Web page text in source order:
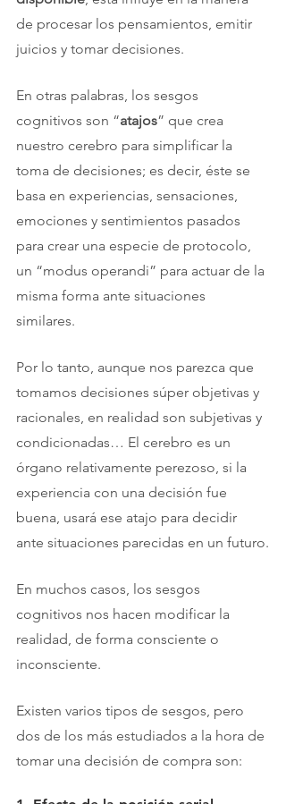
de procesar los pensamientos, emitir
juicios y tomar decisiones.
En otras palabras, los sesgos
cognitivos son “atajos” que crea
nuestro cerebro para simplificar la
toma de decisiones; es decir, éste se
basa en experiencias, sensaciones,
emociones y sentimientos pasados
para crear una especie de protocolo,
un “modus operandi” para actuar de la
misma forma ante situaciones
similares.
Por lo tanto, aunque nos parezca que
tomamos decisiones súper objetivas y
racionales, en realidad son subjetivas y
condicionadas… El cerebro es un
órgano relativamente perezoso, si la
experiencia con una decisión fue
buena, usará ese atajo para decidir
ante situaciones parecidas en un futuro.
En muchos casos, los sesgos
cognitivos nos hacen modificar la
realidad, de forma consciente o
inconsciente.
Existen varios tipos de sesgos, pero
dos de los más estudiados a la hora de
tomar una decisión de compra son: